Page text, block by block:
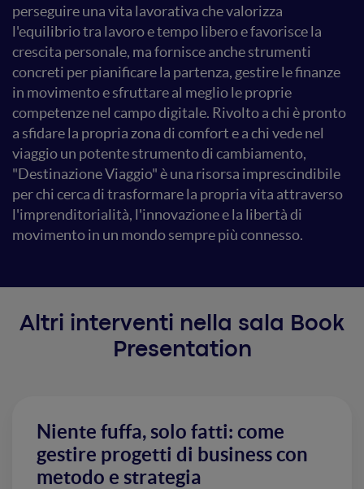
perseguire una vita lavorativa che valorizza
l'equilibrio tra lavoro e tempo libero e favorisce la
crescita personale, ma fornisce anche strumenti
concreti per pianificare la partenza, gestire le finanze
in movimento e sfruttare al meglio le proprie
competenze nel campo digitale. Rivolto a chi è pronto
a sfidare la propria zona di comfort e a chi vede nel
viaggio un potente strumento di cambiamento,
"Destinazione Viaggio" è una risorsa imprescindibile
per chi cerca di trasformare la propria vita attraverso
l'imprenditorialità, l'innovazione e la libertà di
movimento in un mondo sempre più connesso.
Altri interventi nella sala Book
Presentation
Niente fuffa, solo fatti: come
gestire progetti di business con
metodo e strategia